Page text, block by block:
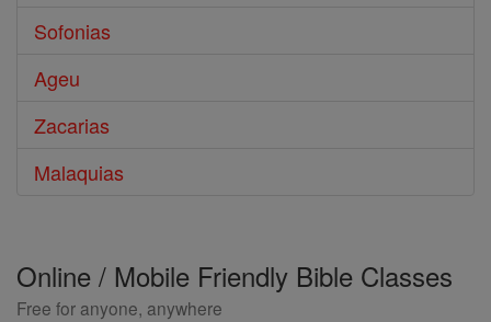
Sofonias
Ageu
Zacarias
Malaquias
Online / Mobile Friendly Bible Classes
Free for anyone, anywhere